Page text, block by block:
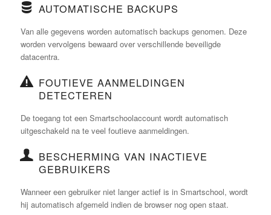
AUTOMATISCHE BACKUPS
Van alle gegevens worden automatisch backups genomen. Deze
worden vervolgens bewaard over verschillende beveiligde
datacentra.
FOUTIEVE AANMELDINGEN
DETECTEREN
De toegang tot een Smartschoolaccount wordt automatisch
uitgeschakeld na te veel foutieve aanmeldingen.
BESCHERMING VAN INACTIEVE
GEBRUIKERS
Wanneer een gebruiker niet langer actief is in Smartschool, wordt
hij automatisch afgemeld indien de browser nog open staat.